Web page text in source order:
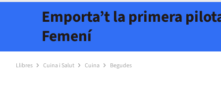
Emporta’t la primera
Femení
Llibres Cuina i Salut Cuina Begudes